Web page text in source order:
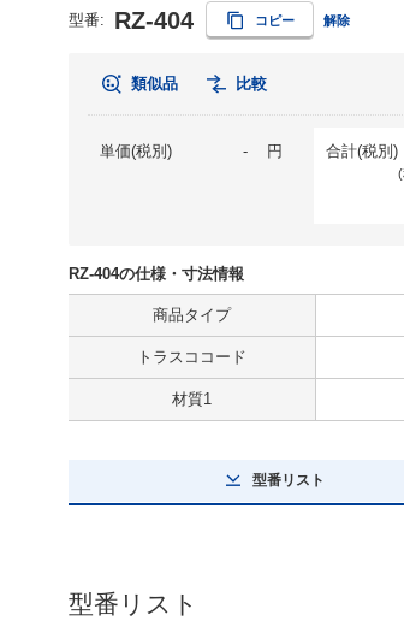
型番: RZ-404 コピー 解除
類似品 比較
単価(税別) - 円 合計(税別)
(
RZ-404の仕様・寸法情報
商品タイプ
トラスココード
材質1
型番リスト
型番リスト